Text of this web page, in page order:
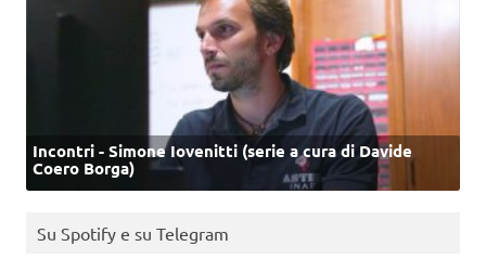
Incontri - Simone Iovenitti (serie a cura di Davide
Coero Borga)
Su Spotify e su Telegram